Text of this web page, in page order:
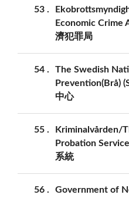
53
Economic Crime
濟犯罪局
54
The Swedish
Prevention(Brå)
中心
55
Kriminalvården/
Probation
系統
56
Government of